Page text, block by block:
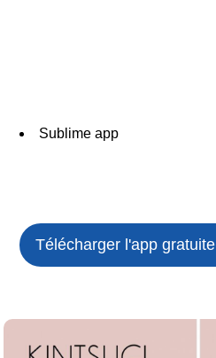
Sublime app
Télécharger l'app gratuite